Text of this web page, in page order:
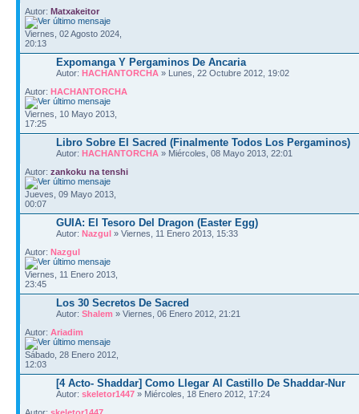
Autor: Matxakeitor
Viernes, 02 Agosto 2024,
20:13
Expomanga Y Pergaminos De Ancaria
Autor: HACHANTORCHA » Lunes, 22 Octubre 2012, 19:02
Autor: HACHANTORCHA
Viernes, 10 Mayo 2013,
17:25
Libro Sobre El Sacred (Finalmente Todos Los Pergaminos)
Autor: HACHANTORCHA » Miércoles, 08 Mayo 2013, 22:01
Autor: zankoku na tenshi
Jueves, 09 Mayo 2013,
00:07
GUIA: El Tesoro Del Dragon (Easter Egg)
Autor: Nazgul » Viernes, 11 Enero 2013, 15:33
Autor: Nazgul
Viernes, 11 Enero 2013,
23:45
Los 30 Secretos De Sacred
Autor: Shalem » Viernes, 06 Enero 2012, 21:21
Autor: Ariadim
Sábado, 28 Enero 2012,
12:03
[4 Acto- Shaddar] Como Llegar Al Castillo De Shaddar-Nur
Autor: skeletor1447 » Miércoles, 18 Enero 2012, 17:24
Autor: skeletor1447